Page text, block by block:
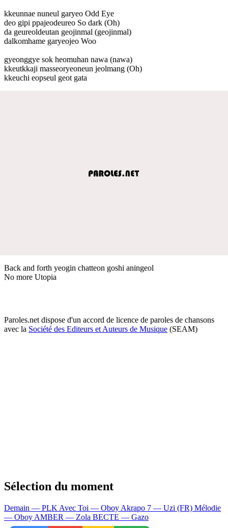
kkeunnae nuneul garyeo Odd Eye
deo gipi ppajeodeureo So dark (Oh)
da geureoldeutan geojinmal (geojinmal)
dalkomhame garyeojeo Woo
gyeonggye sok heomuhan nawa (nawa)
kkeutkkaji masseoryeoneun jeolmang (Oh)
kkeuchi eopseul geot gata
Back and forth yeogin chatteon goshi aningeol
No more Utopia
Paroles.net dispose d'un accord de licence de paroles de chansons
avec la Société des Editeurs et Auteurs de Musique (SEAM)
Sélection du moment
Demain — PLK Avec Toi — Oboy Akrapo 7 — Uzi (FR) Mélodie
— Oboy AMBER — Zola BECTE — Gazo